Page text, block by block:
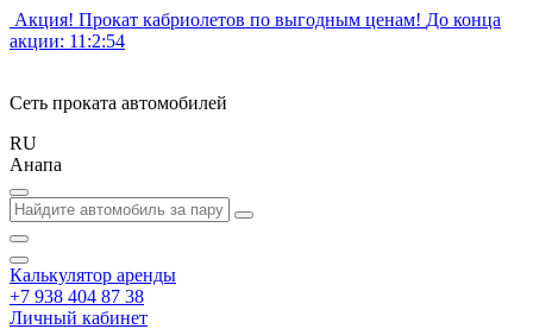
Акция! Прокат кабриолетов по выгодным ценам! До конца
акции: 11:2:54
Сеть проката автомобилей
RU
Анапа
Калькулятор аренды
+7 938 404 87 38
Личный кабинет